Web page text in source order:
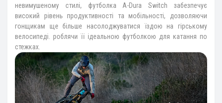
невимушеному стилі, футболка A-Dura Switch забезпечує
високий рівень продуктивності та мобільності, дозволяючи
гонщикам ще більше насолоджуватися їздою на гірському
велосипеді. роблячи її ідеальною футболкою для катання по
стежках.